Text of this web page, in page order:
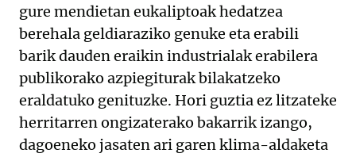
gure mendietan eukaliptoak hedatzea
berehala geldiaraziko genuke eta erabili
barik dauden eraikin industrialak erabilera
publikorako azpiegiturak bilakatzeko
eraldatuko genituzke. Hori guztia ez litzateke
herritarren ongizaterako bakarrik izango,
dagoeneko jasaten ari garen klima-aldaketa